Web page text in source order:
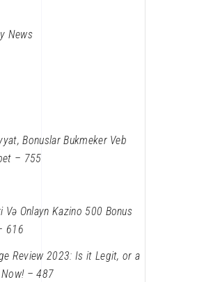
News
Bonuslar Bukmeker Veb
– 755
Və Onlayn Kazino 500 Bonus
616
Review 2023: Is it Legit, or a
Now! – 487